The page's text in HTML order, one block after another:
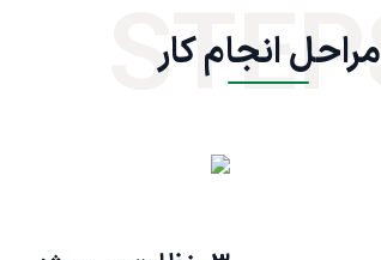
مراحل انجام کار
STEPS